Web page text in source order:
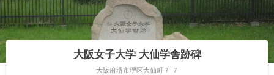
大阪女子大学 大仙学舎跡碑
大阪府堺市堺区大仙町７ ７